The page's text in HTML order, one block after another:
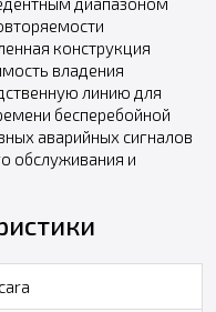
конструкция
владения
линию для
бесперебойной
аварийных сигналов
обслуживания и